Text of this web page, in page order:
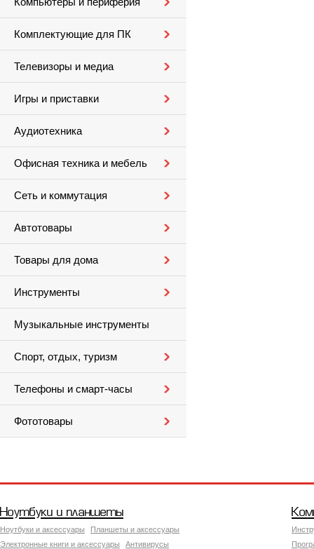
Комплектующие для ПК
Телевизоры и медиа
Игры и приставки
Аудиотехника
Офисная техника и мебель
Сеть и коммутация
Автотовары
Товары для дома
Инструменты
Музыкальные инструменты
Спорт, отдых, туризм
Телефоны и смарт-часы
Фототовары
Ноутбуки и планшеты
Ноутбуки и аксессуары
Планшеты и аксессуары
Электронные книги и аксессуары
Антивирусы